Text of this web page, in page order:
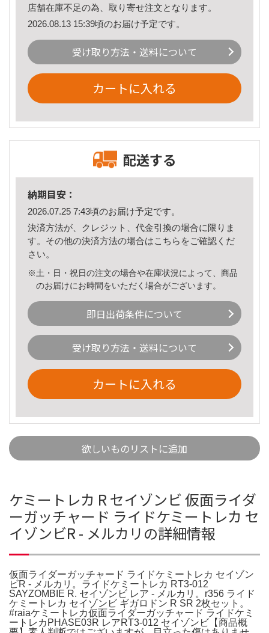
店舗在庫不足の為、取り寄せ注文となります。
2026.08.13 15:39頃のお届け予定です。
受け取り方法・送料について
カートに入れる
配送する
納期目安：
2026.07.25 7:43頃のお届け予定です。
決済方法が、クレジット、代金引換の場合に限りま
す。その他の決済方法の場合はこちら をご確認くだ
さい。
※土・日・祝日の注文の場合や在庫状況によって、商品
のお届けにお時間をいただく場合がございます。
即日出荷条件について
受け取り方法・送料について
カートに入れる
欲しいものリストに追加
ケミートレカ R セイゾンビ 仮面ライダ
ーガッチャード ライドケミートレカ セ
イゾンビR - メルカリの詳細情報
仮面ライダーガッチャード ライドケミートレカ セイゾン
ビR - メルカリ。ライドケミートレカ RT3-012
SAYZOMBIE R. セイゾンビ レア - メルカリ。r356 ライド
ケミートレカ セイゾンビ ギガロドン R SR 2枚セット。
#raiaケミートレカ仮面ライダーガッチャード ライドケミ
ートレカPHASE03R レアRT3-012 セイゾンビ【商品概